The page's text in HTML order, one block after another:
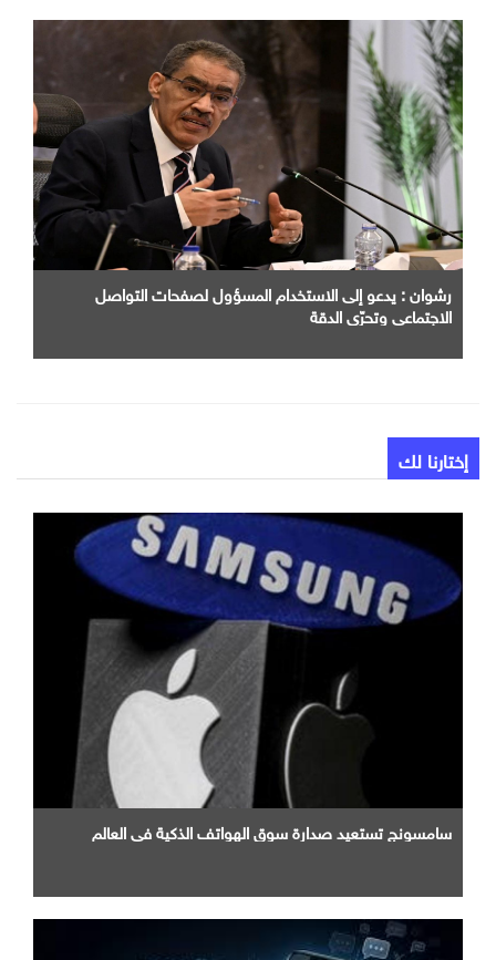
رشوان : يدعو إلى الاستخدام المسؤول لصفحات التواصل
الاجتماعي وتحرّي الدقة
إختارنا لك
سامسونج تستعيد صدارة سوق الهواتف الذكية في العالم